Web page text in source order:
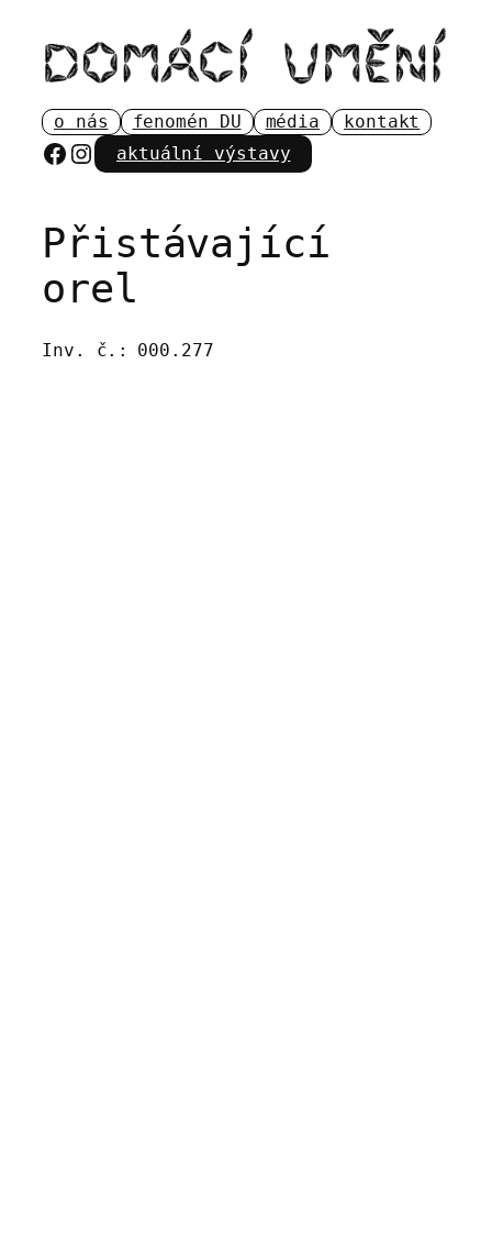
obsah
o nás fenomén DU média kontakt
Facebook
Instagram
aktuální výstavy
Přistávající
orel
Inv. č.: 000.277